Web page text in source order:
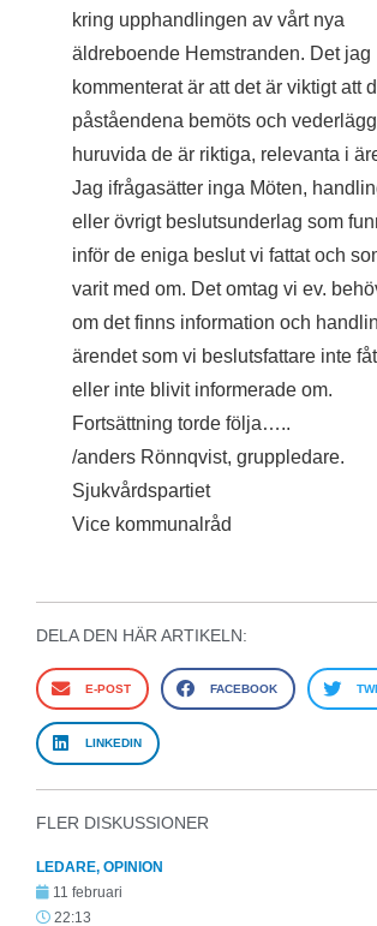
kring upphandlingen av vårt nya
äldreboende Hemstranden. Det jag
kommenterat är att det är viktigt att
påståendena bemöts och
huruvida de är riktiga, relevanta i
Jag ifrågasätter inga Möten,
eller övrigt beslutsunderlag som
inför de eniga beslut vi fattat och
varit med om. Det omtag vi ev.
om det finns information och
ärendet som vi beslutsfattare inte
eller inte blivit informerade om.
Fortsättning torde följa…..
/anders Rönnqvist, gruppledare.
Sjukvårdspartiet
Vice kommunalråd
DELA DEN HÄR ARTIKELN:
E-POST FACEBOOK
LINKEDIN
FLER DISKUSSIONER
LEDARE, OPINION
11 februari
22:13